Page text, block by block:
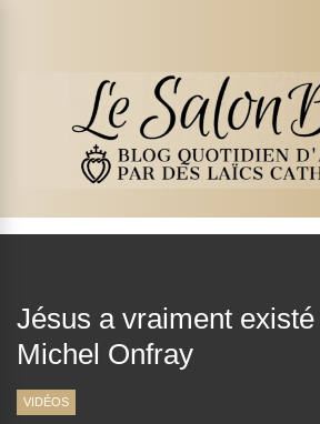
Jésus a vraiment
Michel Onfray
VIDÉOS